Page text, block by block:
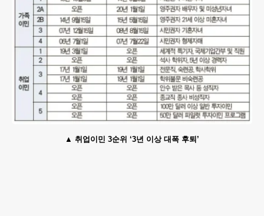
취업이민 3순위 ‘3년 이상 대폭 후퇴’